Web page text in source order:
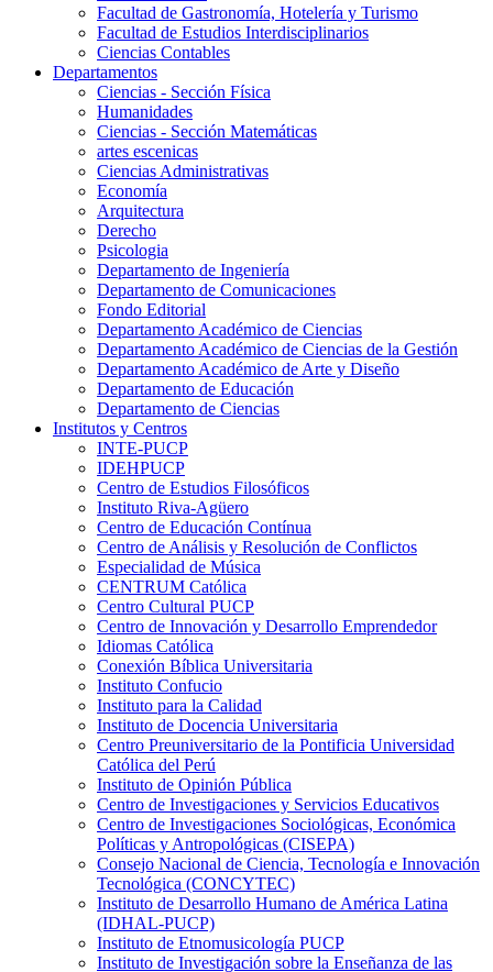
Facultad de Gastronomía, Hotelería y Turismo
Facultad de Estudios Interdisciplinarios
Ciencias Contables
Departamentos
Ciencias - Sección Física
Humanidades
Ciencias - Sección Matemáticas
artes escenicas
Ciencias Administrativas
Economía
Arquitectura
Derecho
Psicologia
Departamento de Ingeniería
Departamento de Comunicaciones
Fondo Editorial
Departamento Académico de Ciencias
Departamento Académico de Ciencias de la Gestión
Departamento Académico de Arte y Diseño
Departamento de Educación
Departamento de Ciencias
Institutos y Centros
INTE-PUCP
IDEHPUCP
Centro de Estudios Filosóficos
Instituto Riva-Agüero
Centro de Educación Contínua
Centro de Análisis y Resolución de Conflictos
Especialidad de Música
CENTRUM Católica
Centro Cultural PUCP
Centro de Innovación y Desarrollo Emprendedor
Idiomas Católica
Conexión Bíblica Universitaria
Instituto Confucio
Instituto para la Calidad
Instituto de Docencia Universitaria
Centro Preuniversitario de la Pontificia Universidad
Católica del Perú
Instituto de Opinión Pública
Centro de Investigaciones y Servicios Educativos
Centro de Investigaciones Sociológicas, Económica
Políticas y Antropológicas (CISEPA)
Consejo Nacional de Ciencia, Tecnología e Innovación
Tecnológica (CONCYTEC)
Instituto de Desarrollo Humano de América Latina
(IDHAL-PUCP)
Instituto de Etnomusicología PUCP
Instituto de Investigación sobre la Enseñanza de las